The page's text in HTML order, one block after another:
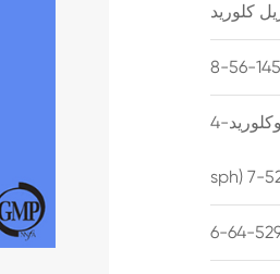
4-هيدرازينوبينزين-1-سلفوناميد هيدروكلوريد (4-